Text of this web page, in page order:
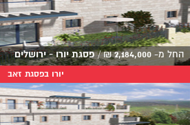
החל מ- 2,184,000
₪
/ פסגת יורו - ירושלים
יורו בפסגת זאב